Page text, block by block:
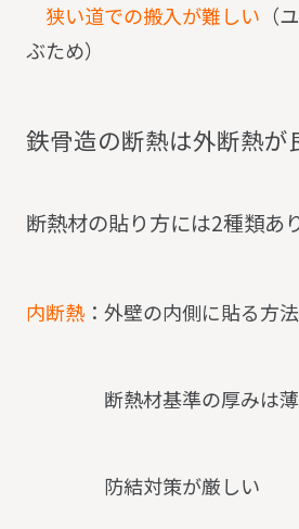
狭い道での搬入が難しい （
ぶため）
鉄骨造の断熱は外断熱が
断熱材の貼り方には2種類あ
内断熱：外壁の内側に貼る方法
断熱材基準の厚みは薄
防結対策が厳しい